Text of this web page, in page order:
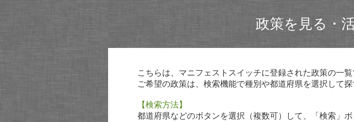
政策を見る・
こちらは、マニフェストスイッチに登録された政策の一覧
ご希望の政策は、検索機能で種別や都道府県を選択して探
【検索方法】
都道府県などのボタンを選択（複数可）して、「検索」ボ